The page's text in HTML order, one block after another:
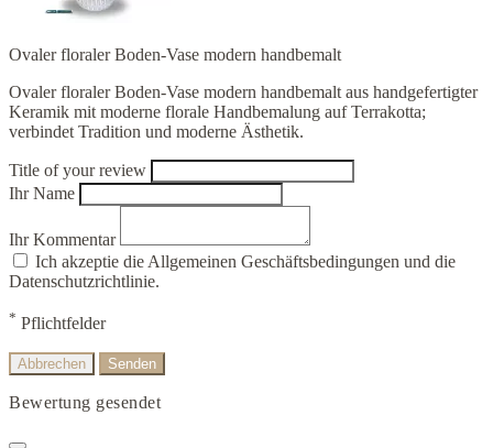
Ovaler floraler Boden-Vase modern handbemalt
Ovaler floraler Boden-Vase modern handbemalt aus handgefertigter
Keramik mit moderne florale Handbemalung auf Terrakotta;
verbindet Tradition und moderne Ästhetik.
Title of your review
Ihr Name
Ihr Kommentar
Ich akzeptie die Allgemeinen Geschäftsbedingungen und die
Datenschutzrichtlinie.
* Pflichtfelder
Abbrechen Senden
Bewertung gesendet